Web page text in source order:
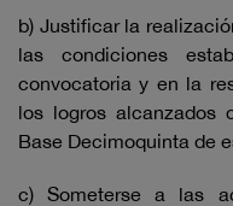
b) Justificar la
las condiciones
convocatoria y en la
los logros alcanzados
Base Decimoquinta de
c) Someterse a las